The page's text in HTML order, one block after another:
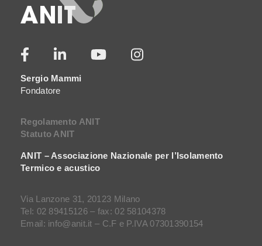
Sergio Mammi
Fondatore
Regolamento ANIT
Statuto ANIT
ANIT – Associazione Nazionale per l’Isolamento
Termico e acustico
Via Lanzone 31, 20123 Milano
Tel: 02 89415126 – fax: 02 58104378
Email: info@anit.it – C.F e P.IVA 07301390154